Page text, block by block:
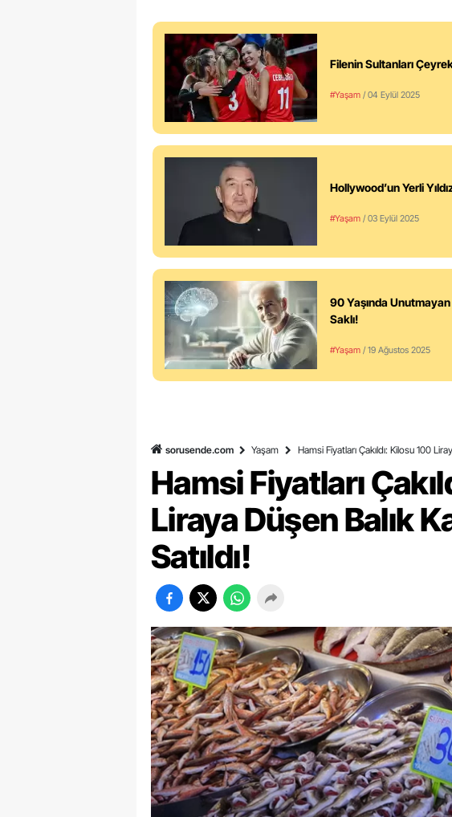
Filenin Sultanları
#Yaşam / 04 Eylül 2025
Hollywood’un Yerli
#Yaşam / 03 Eylül 2025
90 Yaşında Unutmayan
Saklı!
#Yaşam / 19 Ağustos 2025
sorusende.com Yaşam Hamsi Fiyatları Çakıldı: Kilosu 100
Hamsi Fiyatları
Liraya Düşen Balık
Satıldı!